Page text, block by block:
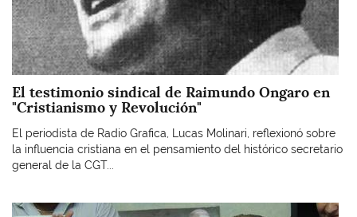
El testimonio sindical de Raimundo Ongaro en
"Cristianismo y Revolución"
El periodista de Radio Grafica, Lucas Molinari, reflexionó sobre
la influencia cristiana en el pensamiento del histórico secretario
general de la CGT...
Imagen